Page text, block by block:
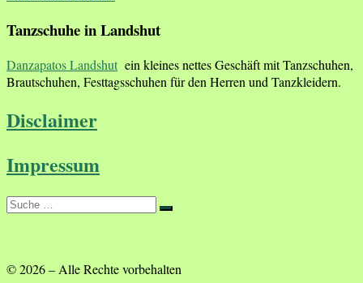
Tanzschuhe in Landshut
Danzapatos Landshut ein kleines nettes Geschäft mit Tanzschuhen,
Brautschuhen, Festtagsschuhen für den Herren und Tanzkleidern.
Disclaimer
Impressum
Suche
Suche
© 2026–Alle Rechte vorbehalten